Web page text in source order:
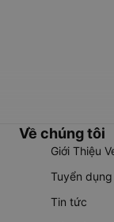
Về chúng tôi
Giới Thiệu
Tuyển dụng
Tin tức